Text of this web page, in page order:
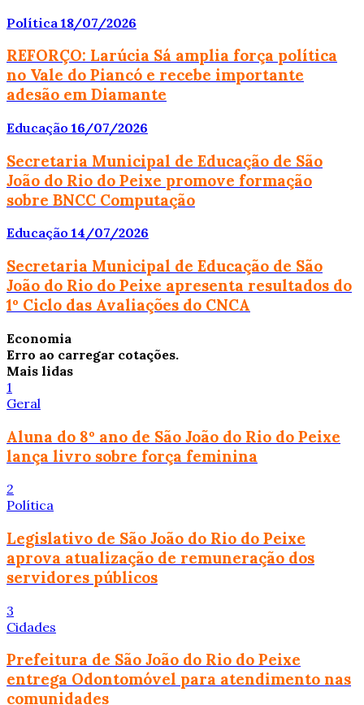
Política 18/07/2026
REFORÇO: Larúcia Sá amplia força política
no Vale do Piancó e recebe importante
adesão em Diamante
Educação 16/07/2026
Secretaria Municipal de Educação de São
João do Rio do Peixe promove formação
sobre BNCC Computação
Educação 14/07/2026
Secretaria Municipal de Educação de São
João do Rio do Peixe apresenta resultados do
1º Ciclo das Avaliações do CNCA
Economia
Erro ao carregar cotações.
Mais lidas
1
Geral
Aluna do 8º ano de São João do Rio do Peixe
lança livro sobre força feminina
2
Política
Legislativo de São João do Rio do Peixe
aprova atualização de remuneração dos
servidores públicos
3
Cidades
Prefeitura de São João do Rio do Peixe
entrega Odontomóvel para atendimento nas
comunidades